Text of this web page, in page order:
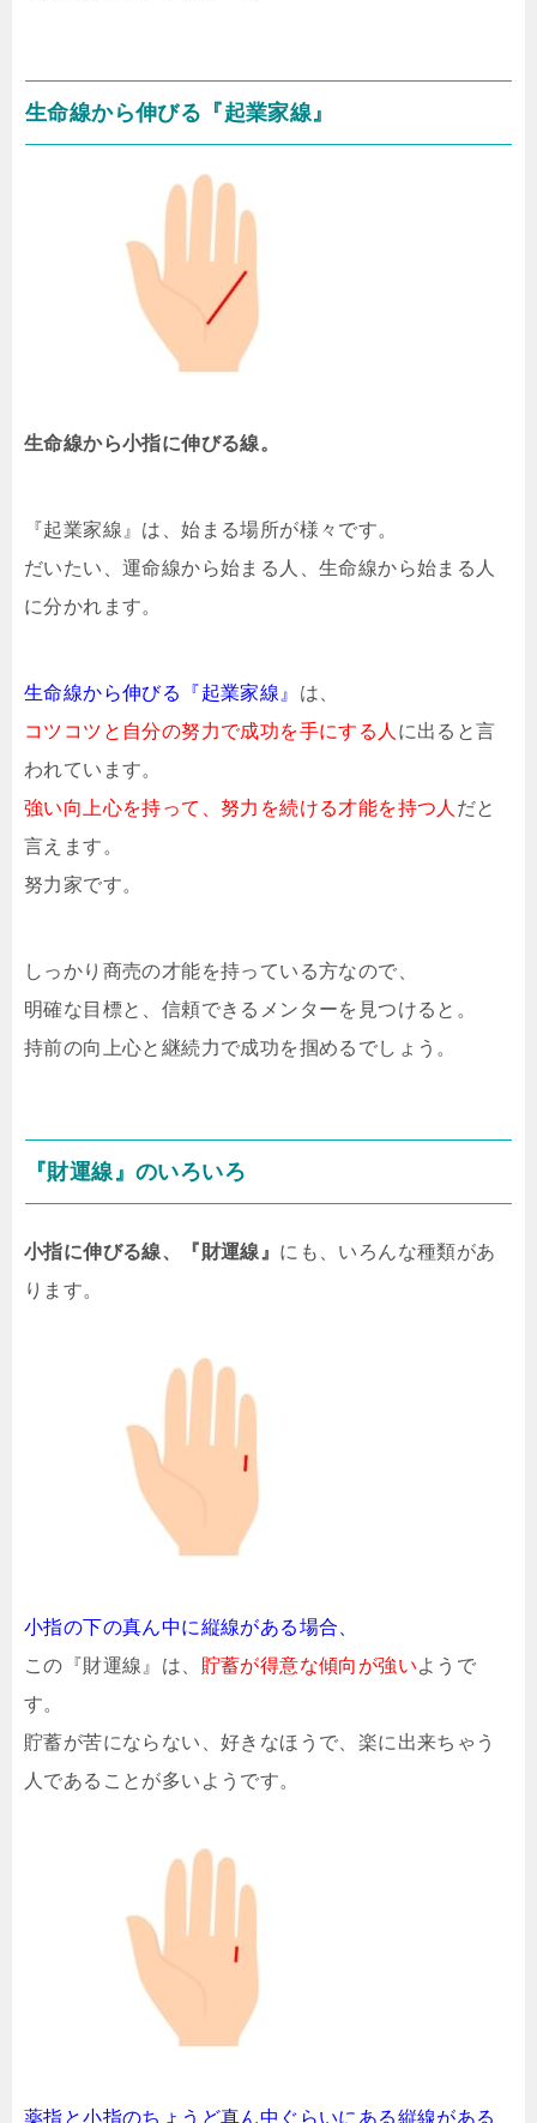
生命線から伸びる『起業家線』
生命線から小指に伸びる線。
『起業家線』は、始まる場所が様々です。
だいたい、運命線から始まる人、生命線から始まる人
に分かれます。
生命線から伸びる『起業家線』 は、
コツコツと自分の努力で成功を手にする人 に出ると言
われています。
強い向上心を持って、努力を続ける才能を持つ人 だと
言えます。
努力家です。
しっかり商売の才能を持っている方なので、
明確な目標と、信頼できるメンターを見つけると。
持前の向上心と継続力で成功を掴めるでしょう。
『財運線』のいろいろ
小指に伸びる線、『財運線』 にも、いろんな種類があ
ります。
小指の下の真ん中に縦線がある場合、
この『財運線』は、 貯蓄が得意な傾向が強いようで
す。
貯蓄が苦にならない、好きなほうで、楽に出来ちゃう
人であることが多いようです。
薬指と小指のちょうど真ん中ぐらいにある縦線がある